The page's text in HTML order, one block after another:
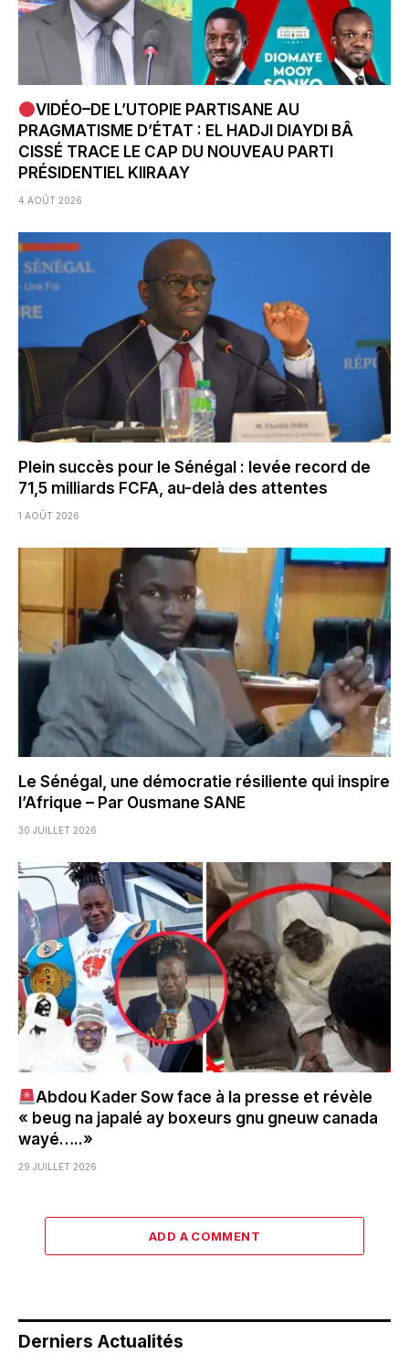
VIDÉO–DE L’UTOPIE PARTISANE AU
PRAGMATISME D’ÉTAT : EL HADJI DIAYDI BÂ
CISSÉ TRACE LE CAP DU NOUVEAU PARTI
PRÉSIDENTIEL KIIRAAY
4 AOÛT 2026
Plein succès pour le Sénégal : levée record de
71,5 milliards FCFA, au-delà des attentes
1 AOÛT 2026
Le Sénégal, une démocratie résiliente qui inspire
l’Afrique – Par Ousmane SANE
30 JUILLET 2026
Abdou Kader Sow face à la presse et révèle
« beug na japalé ay boxeurs gnu gneuw canada
wayé…..»
29 JUILLET 2026
ADD A COMMENT
Derniers Actualités